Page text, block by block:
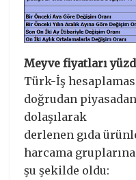
Meyve fiyatları
Türk-İş
doğrudan
dolaşılarak
derlenen gıda
harcama
şu şekilde oldu: